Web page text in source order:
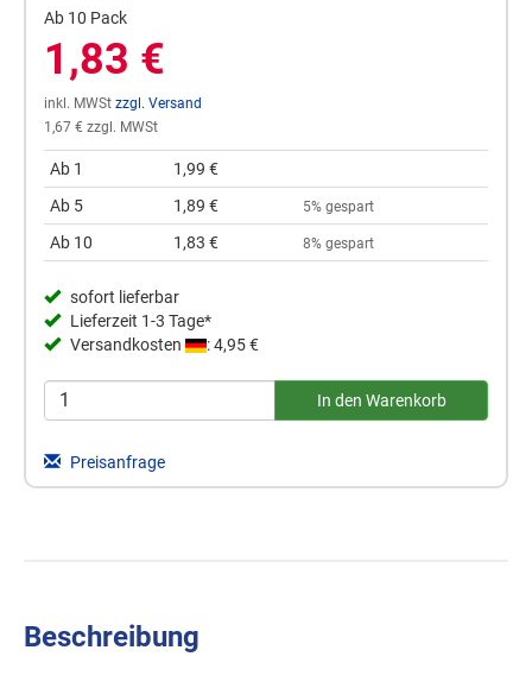
Ab 10 Pack
1,83 €
inkl. MWSt zzgl. Versand
1,67 € zzgl. MWSt
Ab 1
1,99 €
Ab 5
1,89 € 5% gespart
Ab 10 1,83 € 8% gespart
sofort lieferbar
Lieferzeit 1-3 Tage*
Versandkosten
: 4,95 €
Preisanfrage
Beschreibung